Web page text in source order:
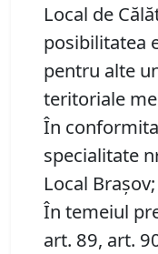
Local de
posibilitatea
pentru alte
teritoriale
În
specialitate
Local Brașov;
În temeiul
art. 89, art.